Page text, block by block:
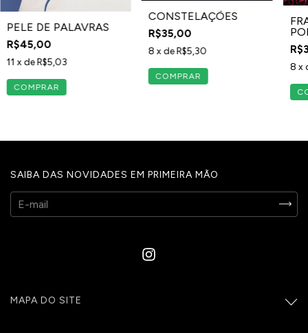
PELE DE PALAVRAS
R$45,00
11 x deR$5,03
CONSTELAÇÕES
R$35,00
8 x deR$5,30
8 x
SAIBA DAS NOVIDADES EM PRIMEIRA MÃO
MAPA DO SITE